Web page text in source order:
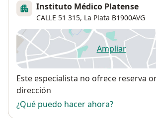
Instituto Médico Platense
CALLE 51 315, La Plata B1900AVG
Ampliarse abre en
Disponibilidad
Este especialista no ofrece reserva
dirección
¿Qué puedo hacer ahora?